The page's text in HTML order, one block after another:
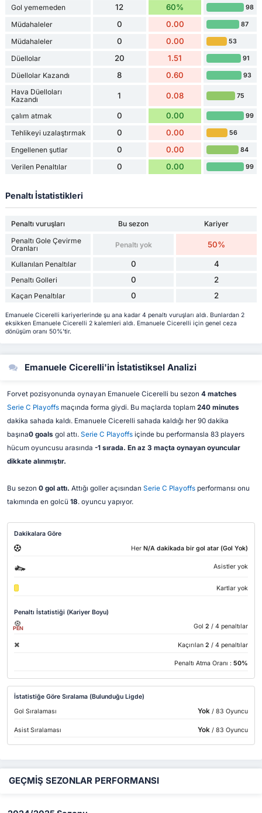
Gol yememeden 12 60% 98
Müdahaleler 0 0.00 87
Müdahaleler 0 0.00 53
Düellolar 20 1.51 91
Düellolar Kazandı 8 0.60 93
Hava Düelloları
Kazandı
1 0.08 75
çalım atmak 0 0.00 99
Tehlikeyi uzalaştırmak 0 0.00 56
Engellenen şutlar 0 0.00 84
Verilen Penaltılar 0 0.00 99
Penaltı İstatistikleri
Penaltı vuruşları Bu sezon
Kariyer
Penaltı Gole Çevirme
Oranları
Penaltı yok 50%
Kullanılan Penaltılar 0 4
Penaltı Golleri 0 2
Kaçan Penaltılar 0 2
Emanuele Cicerelli kariyerlerinde şu ana kadar 4 penaltı vuruşları aldı. Bunlardan 2
eksikken Emanuele Cicerelli 2 kalemleri aldı. Emanuele Cicerelli için genel ceza
dönüşüm oranı 50%'tir.
Emanuele Cicerelli'in İstatistiksel Analizi
Forvet pozisyonunda oynayan Emanuele Cicerelli bu sezon 4 matches
Serie C Playoffsmaçında forma giydi. Bu maçlarda toplam 240 minutes
dakika sahada kaldı. Emanuele Cicerelli sahada kaldığı her 90 dakika
başına0 goals gol attı. Serie C Playoffsiçinde bu performansla 83 players
hücum oyuncusu arasında -1 sırada. En az 3 maçta oynayan oyuncular
dikkate alınmıştır.
Bu sezon 0 gol attı. Attığı goller açısından Serie C Playoffsperformansı onu
takımında en golcü 18. oyuncu yapıyor.
Dakikalara Göre
Her N/A dakikada bir gol atar (Gol Yok)
Asistler yok
Kartlar yok
Penaltı İstatistiği (Kariyer Boyu)
PEN Gol 2 / 4 penaltılar
Kaçırılan 2 / 4 penaltılar
Penaltı Atma Oranı : 50%
İstatistiğe Göre Sıralama (Bulunduğu Ligde)
Gol Sıralaması
Yok/ 83 Oyuncu
Asist Sıralaması Yok / 83 Oyuncu
GEÇMİŞ SEZONLAR PERFORMANSI